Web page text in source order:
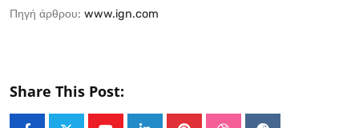
Πηγή άρθρου: www.ign.com
Share This Post: